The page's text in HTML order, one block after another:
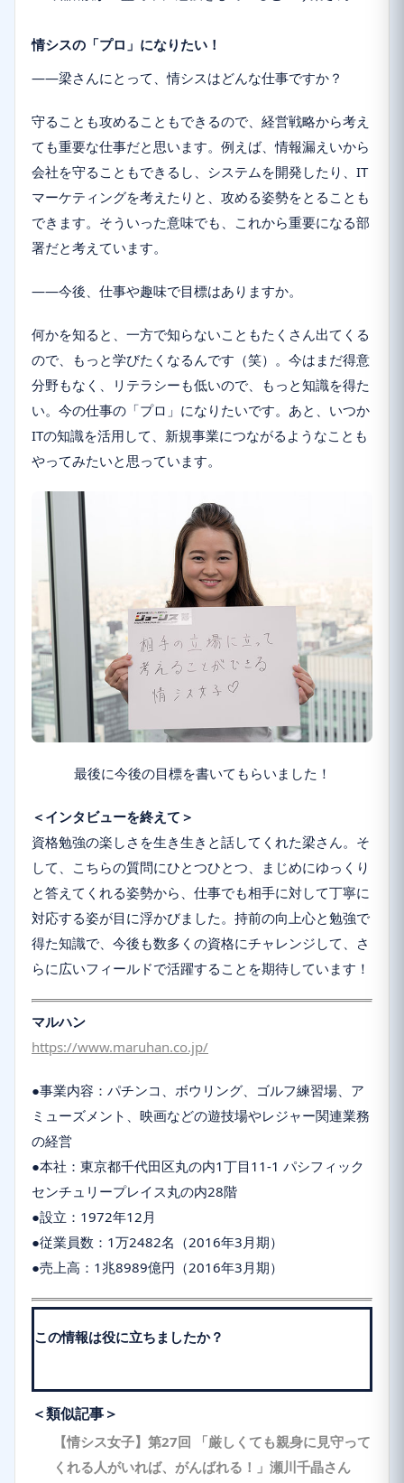
情シスの「プロ」になりたい！
――梁さんにとって、情シスはどんな仕事ですか？
守ることも攻めることもできるので、経営戦略から考え
ても重要な仕事だと思います。例えば、情報漏えいから
会社を守ることもできるし、システムを開発したり、IT
マーケティングを考えたりと、攻める姿勢をとることも
できます。そういった意味でも、これから重要になる部
署だと考えています。
――今後、仕事や趣味で目標はありますか。
何かを知ると、一方で知らないこともたくさん出てくる
ので、もっと学びたくなるんです（笑）。今はまだ得意
分野もなく、リテラシーも低いので、もっと知識を得た
い。今の仕事の「プロ」になりたいです。あと、いつか
ITの知識を活用して、新規事業につながるようなことも
やってみたいと思っています。
最後に今後の目標を書いてもらいました！
＜インタビューを終えて＞
資格勉強の楽しさを生き生きと話してくれた梁さん。そ
して、こちらの質問にひとつひとつ、まじめにゆっくり
と答えてくれる姿勢から、仕事でも相手に対して丁寧に
対応する姿が目に浮かびました。持前の向上心と勉強で
得た知識で、今後も数多くの資格にチャレンジして、さ
らに広いフィールドで活躍することを期待しています！
マルハン
https://www.maruhan.co.jp/
●事業内容：パチンコ、ボウリング、ゴルフ練習場、ア
ミューズメント、映画などの遊技場やレジャー関連業務
の経営
●本社：東京都千代田区丸の内1丁目11-1 パシフィック
センチュリープレイス丸の内28階
●設立：1972年12月
●従業員数：1万2482名（2016年3月期）
●売上高：1兆8989億円（2016年3月期）
この情報は役に立ちましたか？
＜類似記事＞
【情シス女子】第27回 「厳しくても親身に見守って
くれる人がいれば、がんばれる！」瀬川千晶さん